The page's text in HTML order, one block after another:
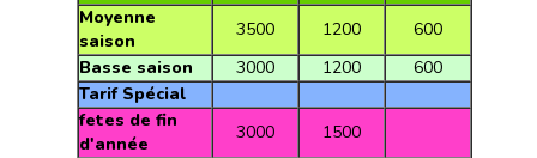
Moyenne
saison
3500 1200
600
Basse saison
3000 1200
600
Tarif Spécial
fetes de fin
d'année
3000
1500